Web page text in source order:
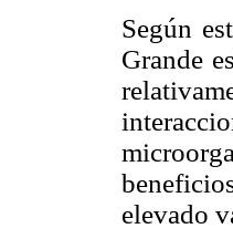
Según
Grande
elevado